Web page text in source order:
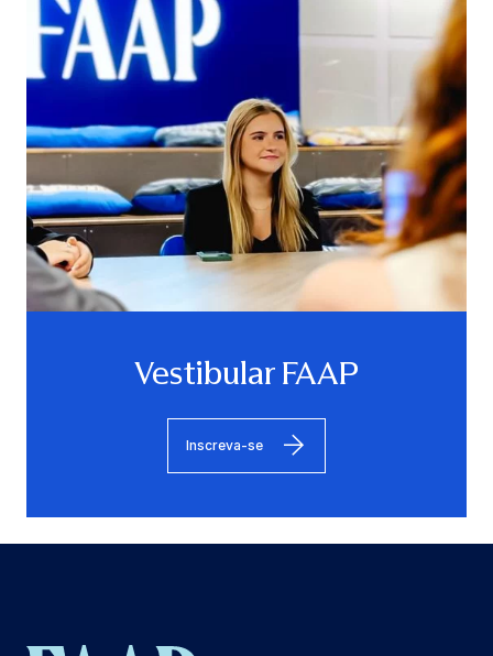
Vestibular FAAP
Inscreva-se